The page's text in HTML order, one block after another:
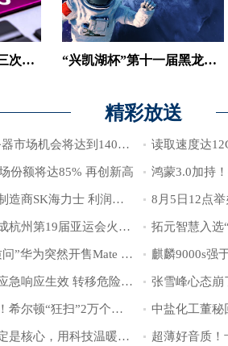
龙门实验室理事会第三次会议召开 “兴凯湖杯”第十一届黑龙江省创新创业大赛圆满收官
精彩放送
2026年 全球电信服务器市场机会将达到140亿美元
份额将达85% 再创新高
全球第二大存储芯片制造商SK海力士 利润暴跌60%
每日互动创始人方毅成杭州第19届亚运会火炬手 拓元智慧入选
张雪峰心态崩了！“质问”华为突然开售Mate X5：就问你什么意思
广州防暴雨内涝二级应急响应生效 转移危险区域人员2000余人
酒店业最大充电网络！希尔顿“狂扫”2万个特斯拉壁挂充电器
鼎山科技：智能锁稳定是核心，用科技温暖家的每一道门 超薄好音质！